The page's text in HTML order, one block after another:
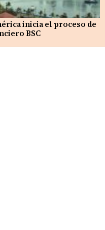
inicia el proceso de
BSC